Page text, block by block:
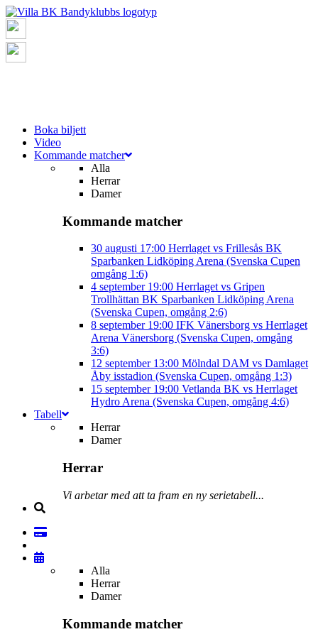
Boka biljett
Video
Kommande matcher
Alla
Herrar
Damer
Kommande matcher
30 augusti 17:00 Herrlaget vs Frillesås BK
Sparbanken Lidköping Arena (Svenska Cupen
omgång 1:6)
4 september 19:00 Herrlaget vs Gripen
Trollhättan BK Sparbanken Lidköping Arena
(Svenska Cupen, omgång 2:6)
8 september 19:00 IFK Vänersborg vs Herrlaget
Arena Vänersborg (Svenska Cupen, omgång
3:6)
12 september 13:00 Mölndal DAM vs Damlaget
Åby isstadion (Svenska Cupen, omgång 1:3)
15 september 19:00 Vetlanda BK vs Herrlaget
Hydro Arena (Svenska Cupen, omgång 4:6)
Tabell
Herrar
Damer
Herrar
Vi arbetar med att ta fram en ny serietabell...
Alla
Herrar
Damer
Kommande matcher